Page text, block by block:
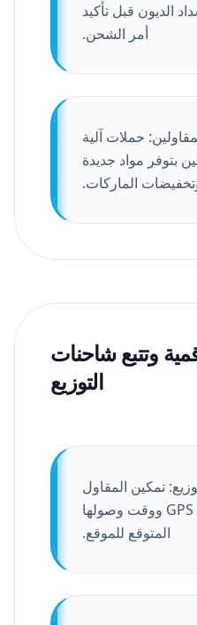
الديون قبل تأكيد
أمر الشحن.
حملات آلية
بتوفر مواد جديدة
الماركات.
وتتبع شاحنات
التوزيع
تمكين المقاول
من تتبع الشاحنة GPS ووقت وصولها
المتوقع للموقع.